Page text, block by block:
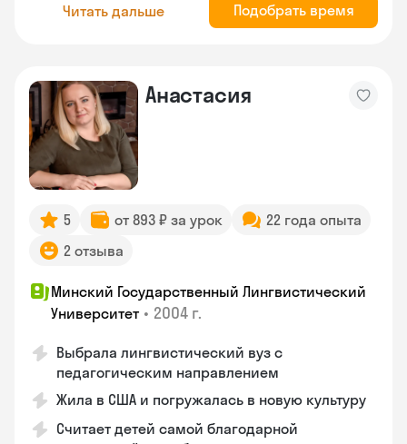
Читать дальше Подобрать время
Анастасия
5 от 893 ₽ за урок
22 года опыта
2 отзыва
Минский Государственный Лингвистический
Университет • 2004 г.
Выбрала лингвистический вуз с
педагогическим направлением
Жила в США и погружалась в новую культуру
Считает детей самой благодарной